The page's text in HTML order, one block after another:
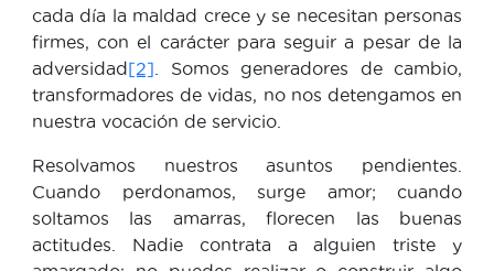
cada día la maldad crece y se necesitan personas
firmes, con el carácter para seguir a pesar de la
adversidad[2] . Somos generadores de cambio,
transformadores de vidas, no nos detengamos en
nuestra vocación de servicio.
Resolvamos nuestros asuntos pendientes.
Cuando perdonamos, surge amor; cuando
soltamos las amarras, florecen las buenas
actitudes. Nadie contrata a alguien triste y